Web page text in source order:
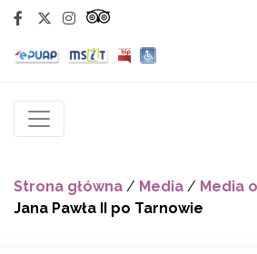
Strona główna / Media / Media
Jana Pawła II po Tarnowie